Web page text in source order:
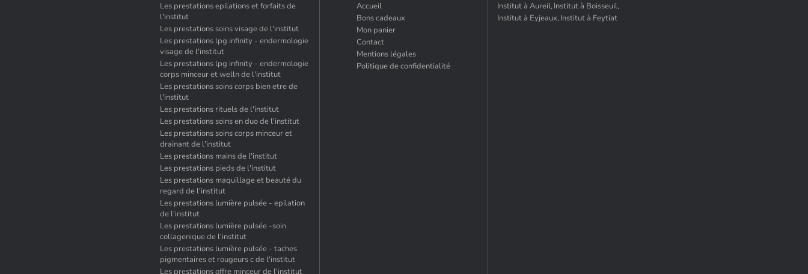
Les prestations epilations et forfaits de
l'institut
Les prestations soins visage de l'institut
Les prestations lpg infinity - endermologie
visage de l'institut
Les prestations lpg infinity - endermologie
corps minceur et welln de l'institut
Les prestations soins corps bien etre de
l'institut
Les prestations rituels de l'institut
Les prestations soins en duo de l'institut
Les prestations soins corps minceur et
drainant de l'institut
Les prestations mains de l'institut
Les prestations pieds de l'institut
Les prestations maquillage et beauté du
regard de l'institut
Les prestations lumière pulsée - epilation
de l'institut
Les prestations lumière pulsée -soin
collagenique de l'institut
Les prestations lumière pulsée - taches
pigmentaires et rougeurs c de l'institut
Les prestations offre minceur de l'institut
Accueil
Bons cadeaux
Mon panier
Contact
Mentions légales
Politique de confidentialité
Institut à Aureil, Institut à Boisseuil,
Institut à Eyjeaux, Institut à Feytiat